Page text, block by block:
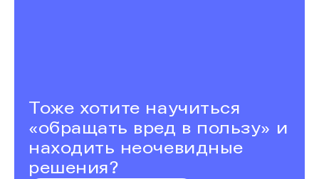
Тоже хотите научиться
«обращать вред в пользу» и
находить неочевидные
решения?